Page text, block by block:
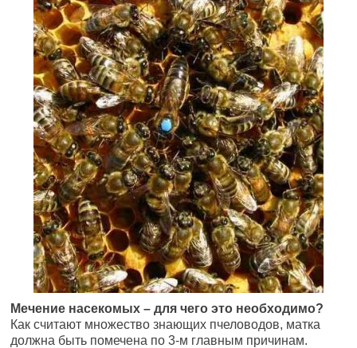
Мечение насекомых – для чего это необходимо?
Как считают множество знающих пчеловодов, матка
должна быть помечена по 3-м главным причинам.